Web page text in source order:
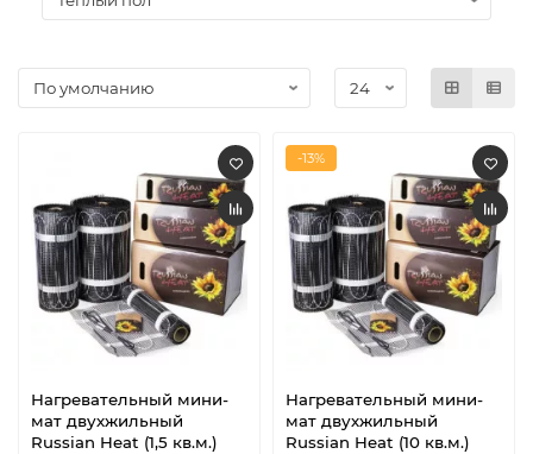
Нагревательный мини-
мат двухжильный
Russian Heat (1,5 кв.м.)
-13%
Нагревательный мини-
мат двухжильный
Russian Heat (10 кв.м.)